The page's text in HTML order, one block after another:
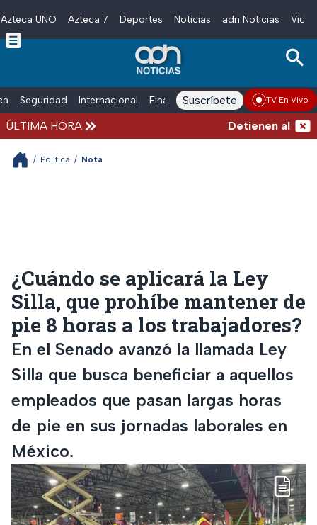
Skip to main content
Azteca UNO Azteca 7 Deportes Noticias adn Noticias
Seguridad Internacional Finanzas adn Noticias Radio
Suscríbete TV En Vivo
ÚLTIMA HORA Detienen al
/ Política / Nota
¿Cuándo se aplicará la Ley
Silla, que prohíbe mantener de
pie 8 horas a los trabajadores?
En el Senado avanzó la llamada Ley
Silla que busca beneficiar a aquellos
empleados que pasan largas horas
de pie en sus jornadas laborales en
México.